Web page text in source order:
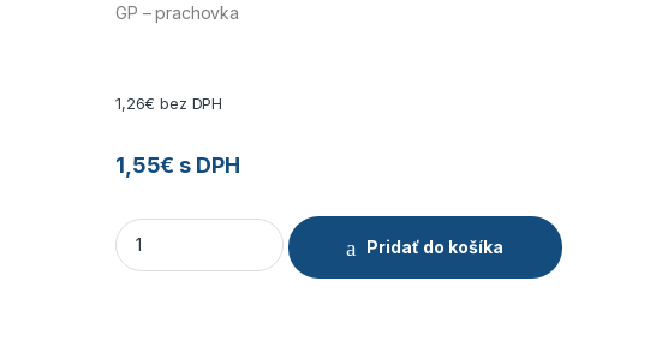
GP – prachovka
1,26€ bez DPH
1,55€ s DPH
Gufero 25x47x7 GP quantity
Pridať do košíka